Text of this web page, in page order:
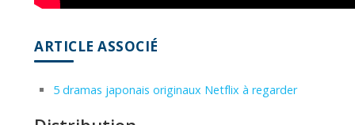
ARTICLE ASSOCIÉ
5 dramas japonais originaux Netflix à regarder